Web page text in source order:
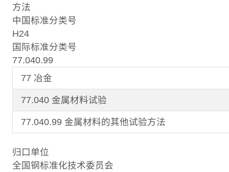
方法
中国标准分类号
H24
国际标准分类号
77.040.99
77 冶金
77.040 金属材料试验
77.040.99 金属材料的其他试验方法
归口单位
全国钢标准化技术委员会